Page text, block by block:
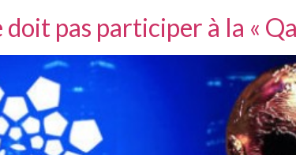
pas participer à la «